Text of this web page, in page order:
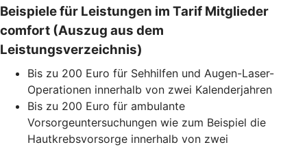
Beispiele für Leistungen im Tarif Mitglieder
comfort (Auszug aus dem
Leistungsverzeichnis)
Bis zu 200 Euro für Sehhilfen und Augen-Laser-
Operationen innerhalb von zwei Kalenderjahren
Bis zu 200 Euro für ambulante
Vorsorgeuntersuchungen wie zum Beispiel die
Hautkrebsvorsorge innerhalb von zwei